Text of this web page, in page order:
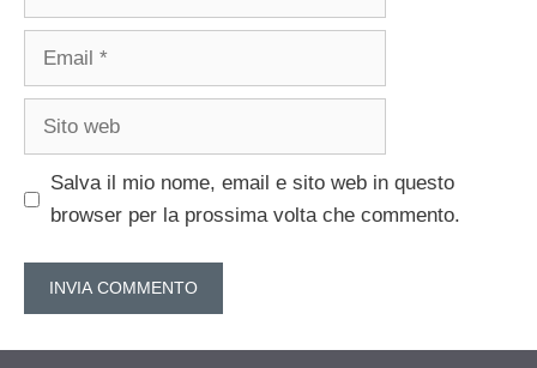
Email
Sito
Salva il mio nome, email e sito web in questo
browser per la prossima volta che commento.